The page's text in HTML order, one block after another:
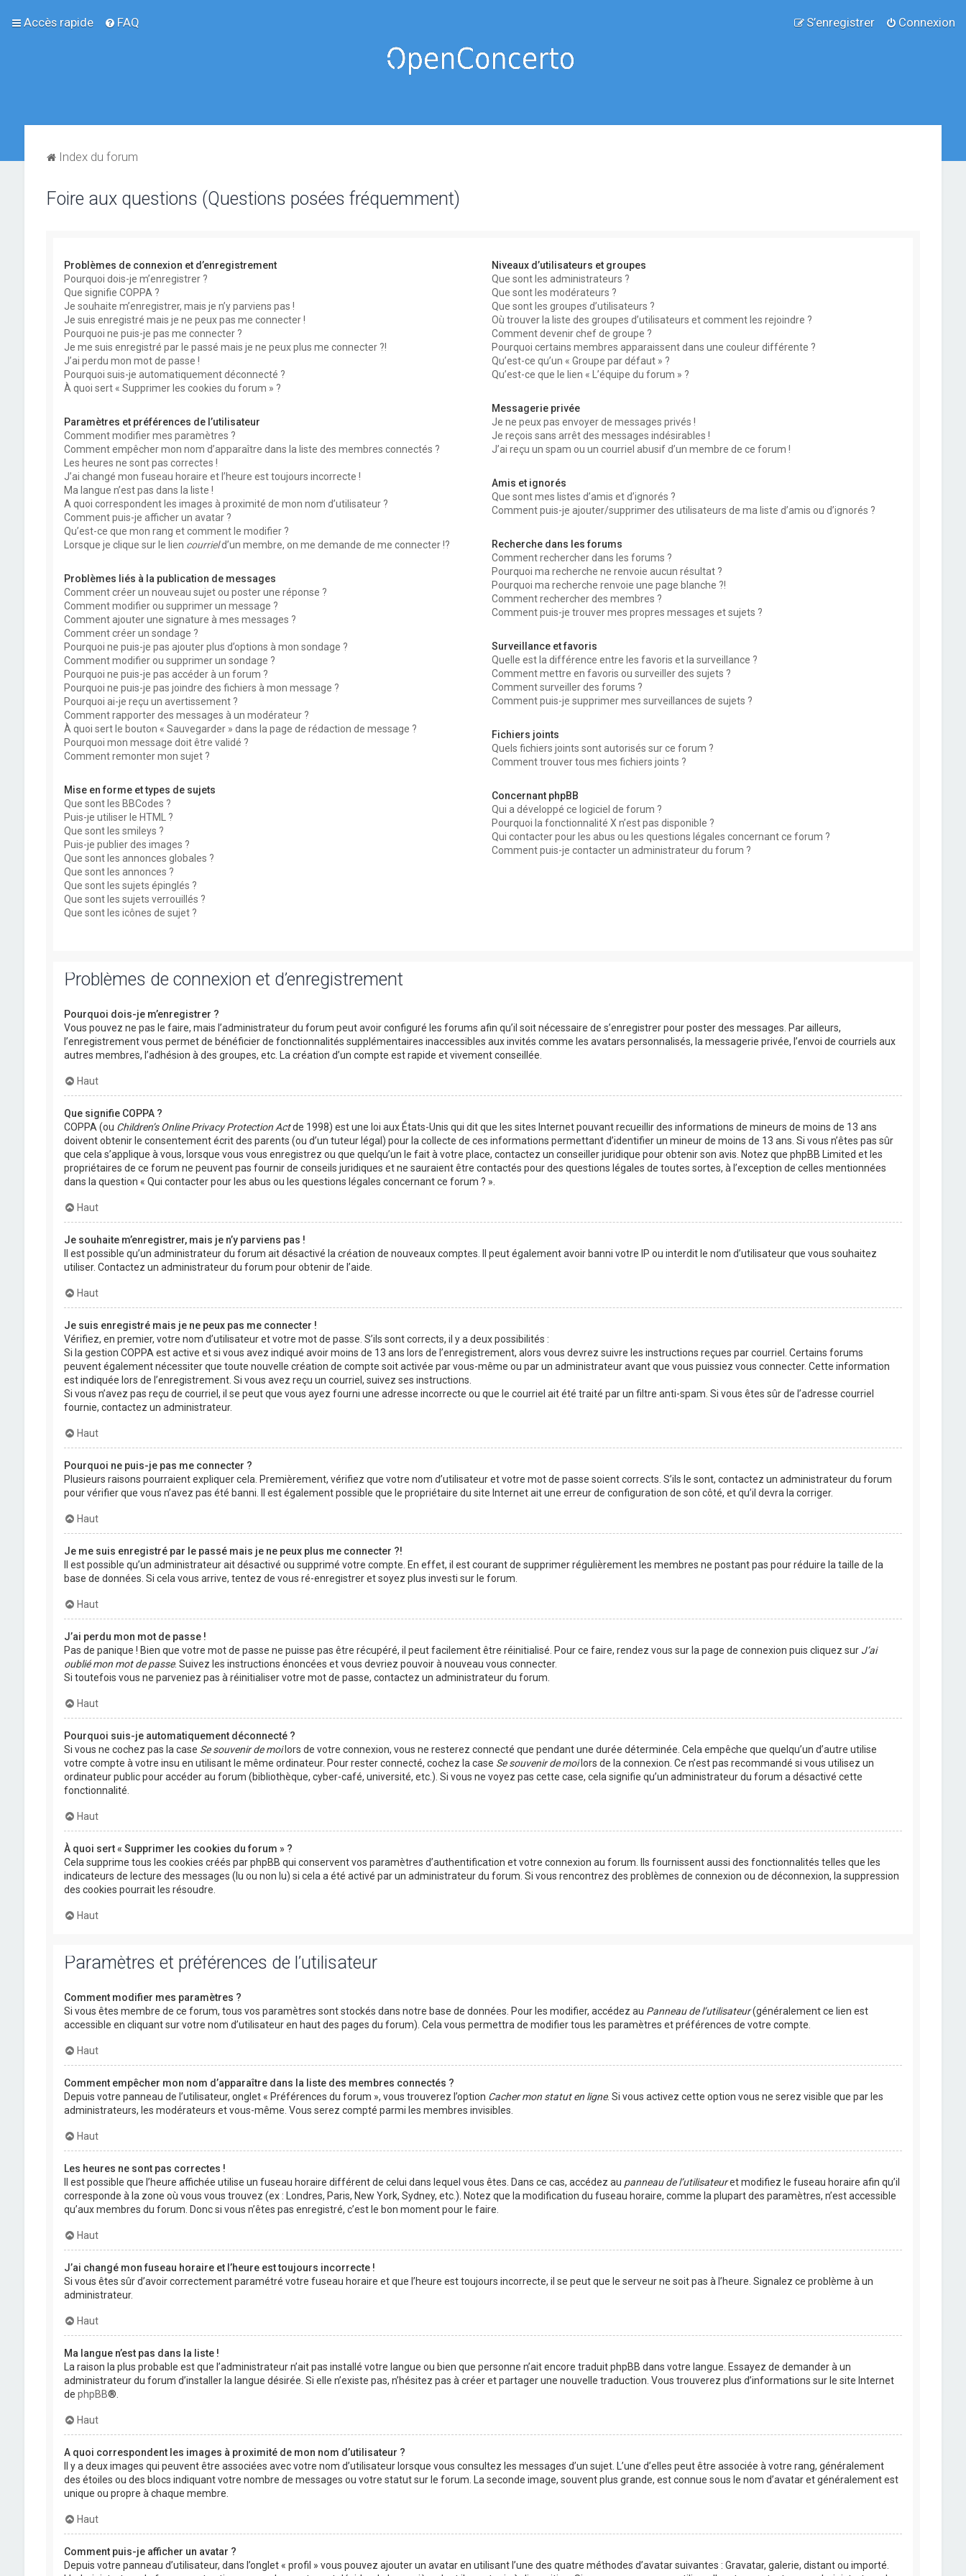
Accès rapide FAQ Connexion
S’enregistrer
Index du forum
Foire aux questions (Questions posées fréquemment)
Problèmes de connexion et d’enregistrement
Pourquoi dois-je m’enregistrer ?
Que signifie COPPA ?
Je souhaite m’enregistrer, mais je n’y parviens pas !
Je suis enregistré mais je ne peux pas me connecter !
Pourquoi ne puis-je pas me connecter ?
Je me suis enregistré par le passé mais je ne peux plus me connecter ?!
J’ai perdu mon mot de passe !
Pourquoi suis-je automatiquement déconnecté ?
À quoi sert « Supprimer les cookies du forum » ?
Paramètres et préférences de l’utilisateur
Comment modifier mes paramètres ?
Comment empêcher mon nom d’apparaître dans la liste des membres connectés ?
Les heures ne sont pas correctes !
J’ai changé mon fuseau horaire et l’heure est toujours incorrecte !
Ma langue n’est pas dans la liste !
A quoi correspondent les images à proximité de mon nom d’utilisateur ?
Comment puis-je afficher un avatar ?
Qu’est-ce que mon rang et comment le modifier ?
Lorsque je clique sur le lien courrield’un membre, on me demande de me connecter !?
Problèmes liés à la publication de messages
Comment créer un nouveau sujet ou poster une réponse ?
Comment modifier ou supprimer un message ?
Comment ajouter une signature à mes messages ?
Comment créer un sondage ?
Pourquoi ne puis-je pas ajouter plus d’options à mon sondage ?
Comment modifier ou supprimer un sondage ?
Pourquoi ne puis-je pas accéder à un forum ?
Pourquoi ne puis-je pas joindre des fichiers à mon message ?
Pourquoi ai-je reçu un avertissement ?
Comment rapporter des messages à un modérateur ?
À quoi sert le bouton « Sauvegarder » dans la page de rédaction de message ?
Pourquoi mon message doit être validé ?
Comment remonter mon sujet ?
Mise en forme et types de sujets
Que sont les BBCodes ?
Puis-je utiliser le HTML ?
Que sont les smileys ?
Puis-je publier des images ?
Que sont les annonces globales ?
Que sont les annonces ?
Que sont les sujets épinglés ?
Que sont les sujets verrouillés ?
Que sont les icônes de sujet ?
Niveaux d’utilisateurs et groupes
Que sont les administrateurs ?
Que sont les modérateurs ?
Que sont les groupes d’utilisateurs ?
Où trouver la liste des groupes d’utilisateurs et comment les rejoindre ?
Comment devenir chef de groupe ?
Pourquoi certains membres apparaissent dans une couleur différente ?
Qu’est-ce qu’un « Groupe par défaut » ?
Qu’est-ce que le lien « L’équipe du forum » ?
Messagerie privée
Je ne peux pas envoyer de messages privés !
Je reçois sans arrêt des messages indésirables !
J’ai reçu un spam ou un courriel abusif d’un membre de ce forum !
Amis et ignorés
Que sont mes listes d’amis et d’ignorés ?
Comment puis-je ajouter/supprimer des utilisateurs de ma liste d’amis ou d’ignorés ?
Recherche dans les forums
Comment rechercher dans les forums ?
Pourquoi ma recherche ne renvoie aucun résultat ?
Pourquoi ma recherche renvoie une page blanche ?!
Comment rechercher des membres ?
Comment puis-je trouver mes propres messages et sujets ?
Surveillance et favoris
Quelle est la différence entre les favoris et la surveillance ?
Comment mettre en favoris ou surveiller des sujets ?
Comment surveiller des forums ?
Comment puis-je supprimer mes surveillances de sujets ?
Fichiers joints
Quels fichiers joints sont autorisés sur ce forum ?
Comment trouver tous mes fichiers joints ?
Concernant phpBB
Qui a développé ce logiciel de forum ?
Pourquoi la fonctionnalité X n’est pas disponible ?
Qui contacter pour les abus ou les questions légales concernant ce forum ?
Comment puis-je contacter un administrateur du forum ?
Problèmes de connexion et d’enregistrement
Pourquoi dois-je m’enregistrer ?
Vous pouvez ne pas le faire, mais l’administrateur du forum peut avoir configuré les forums afin qu’il soit nécessaire de s’enregistrer pour poster des messages. Par ailleurs,
l’enregistrement vous permet de bénéficier de fonctionnalités supplémentaires inaccessibles aux invités comme les avatars personnalisés, la messagerie privée, l’envoi de courriels aux
autres membres, l’adhésion à des groupes, etc. La création d’un compte est rapide et vivement conseillée.
Haut
Que signifie COPPA ?
COPPA (ou Children’s Online Privacy Protection Actde 1998) est une loi aux États-Unis qui dit que les sites Internet pouvant recueillir des informations de mineurs de moins de 13 ans
doivent obtenir le consentement écrit des parents (ou d’un tuteur légal) pour la collecte de ces informations permettant d’identifier un mineur de moins de 13 ans. Si vous n’êtes pas sûr
que cela s’applique à vous, lorsque vous vous enregistrez ou que quelqu’un le fait à votre place, contactez un conseiller juridique pour obtenir son avis. Notez que phpBB Limited et les
propriétaires de ce forum ne peuvent pas fournir de conseils juridiques et ne sauraient être contactés pour des questions légales de toutes sortes, à l’exception de celles mentionnées
dans la question « Qui contacter pour les abus ou les questions légales concernant ce forum ? ».
Haut
Je souhaite m’enregistrer, mais je n’y parviens pas !
Il est possible qu’un administrateur du forum ait désactivé la création de nouveaux comptes. Il peut également avoir banni votre IP ou interdit le nom d’utilisateur que vous souhaitez
utiliser. Contactez un administrateur du forum pour obtenir de l’aide.
Haut
Je suis enregistré mais je ne peux pas me connecter !
Vérifiez, en premier, votre nom d’utilisateur et votre mot de passe. S’ils sont corrects, il y a deux possibilités :
Si la gestion COPPA est active et si vous avez indiqué avoir moins de 13 ans lors de l’enregistrement, alors vous devrez suivre les instructions reçues par courriel. Certains forums
peuvent également nécessiter que toute nouvelle création de compte soit activée par vous-même ou par un administrateur avant que vous puissiez vous connecter. Cette information
est indiquée lors de l’enregistrement. Si vous avez reçu un courriel, suivez ses instructions.
Si vous n’avez pas reçu de courriel, il se peut que vous ayez fourni une adresse incorrecte ou que le courriel ait été traité par un filtre anti-spam. Si vous êtes sûr de l’adresse courriel
fournie, contactez un administrateur.
Haut
Pourquoi ne puis-je pas me connecter ?
Plusieurs raisons pourraient expliquer cela. Premièrement, vérifiez que votre nom d’utilisateur et votre mot de passe soient corrects. S’ils le sont, contactez un administrateur du forum
pour vérifier que vous n’avez pas été banni. Il est également possible que le propriétaire du site Internet ait une erreur de configuration de son côté, et qu’il devra la corriger.
Haut
Je me suis enregistré par le passé mais je ne peux plus me connecter ?!
Il est possible qu’un administrateur ait désactivé ou supprimé votre compte. En effet, il est courant de supprimer régulièrement les membres ne postant pas pour réduire la taille de la
base de données. Si cela vous arrive, tentez de vous ré-enregistrer et soyez plus investi sur le forum.
Haut
J’ai perdu mon mot de passe !
Pas de panique ! Bien que votre mot de passe ne puisse pas être récupéré, il peut facilement être réinitialisé. Pour ce faire, rendez vous sur la page de connexion puis cliquez sur J’ai
oublié mon mot de passe. Suivez les instructions énoncées et vous devriez pouvoir à nouveau vous connecter.
Si toutefois vous ne parveniez pas à réinitialiser votre mot de passe, contactez un administrateur du forum.
Haut
Pourquoi suis-je automatiquement déconnecté ?
Si vous ne cochez pas la case Se souvenir de moilors de votre connexion, vous ne resterez connecté que pendant une durée déterminée. Cela empêche que quelqu’un d’autre utilise
votre compte à votre insu en utilisant le même ordinateur. Pour rester connecté, cochez la case Se souvenir de moilors de la connexion. Ce n’est pas recommandé si vous utilisez un
ordinateur public pour accéder au forum (bibliothèque, cyber-café, université, etc.). Si vous ne voyez pas cette case, cela signifie qu’un administrateur du forum a désactivé cette
fonctionnalité.
Haut
À quoi sert « Supprimer les cookies du forum » ?
Cela supprime tous les cookies créés par phpBB qui conservent vos paramètres d’authentification et votre connexion au forum. Ils fournissent aussi des fonctionnalités telles que les
indicateurs de lecture des messages (lu ou non lu) si cela a été activé par un administrateur du forum. Si vous rencontrez des problèmes de connexion ou de déconnexion, la suppression
des cookies pourrait les résoudre.
Haut
Paramètres et préférences de l’utilisateur
Comment modifier mes paramètres ?
Si vous êtes membre de ce forum, tous vos paramètres sont stockés dans notre base de données. Pour les modifier, accédez au Panneau de l’utilisateur(généralement ce lien est
accessible en cliquant sur votre nom d’utilisateur en haut des pages du forum). Cela vous permettra de modifier tous les paramètres et préférences de votre compte.
Haut
Comment empêcher mon nom d’apparaître dans la liste des membres connectés ?
Depuis votre panneau de l’utilisateur, onglet « Préférences du forum », vous trouverez l’option Cacher mon statut en ligne. Si vous activez cette option vous ne serez visible que par les
administrateurs, les modérateurs et vous-même. Vous serez compté parmi les membres invisibles.
Haut
Les heures ne sont pas correctes !
Il est possible que l’heure affichée utilise un fuseau horaire différent de celui dans lequel vous êtes. Dans ce cas, accédez au panneau de l’utilisateuret modifiez le fuseau horaire afin qu’il
corresponde à la zone où vous vous trouvez (ex : Londres, Paris, New York, Sydney, etc.). Notez que la modification du fuseau horaire, comme la plupart des paramètres, n’est accessible
qu’aux membres du forum. Donc si vous n’êtes pas enregistré, c’est le bon moment pour le faire.
Haut
J’ai changé mon fuseau horaire et l’heure est toujours incorrecte !
Si vous êtes sûr d’avoir correctement paramétré votre fuseau horaire et que l’heure est toujours incorrecte, il se peut que le serveur ne soit pas à l’heure. Signalez ce problème à un
administrateur.
Haut
Ma langue n’est pas dans la liste !
La raison la plus probable est que l’administrateur n’ait pas installé votre langue ou bien que personne n’ait encore traduit phpBB dans votre langue. Essayez de demander à un
administrateur du forum d’installer la langue désirée. Si elle n’existe pas, n’hésitez pas à créer et partager une nouvelle traduction. Vous trouverez plus d’informations sur le site Internet
de phpBB®.
Haut
A quoi correspondent les images à proximité de mon nom d’utilisateur ?
Il y a deux images qui peuvent être associées avec votre nom d’utilisateur lorsque vous consultez les messages d’un sujet. L’une d’elles peut être associée à votre rang, généralement
des étoiles ou des blocs indiquant votre nombre de messages ou votre statut sur le forum. La seconde image, souvent plus grande, est connue sous le nom d’avatar et généralement est
unique ou propre à chaque membre.
Haut
Comment puis-je afficher un avatar ?
Depuis votre panneau d’utilisateur, dans l’onglet « profil » vous pouvez ajouter un avatar en utilisant l’une des quatre méthodes d’avatar suivantes : Gravatar, galerie, distant ou importé.